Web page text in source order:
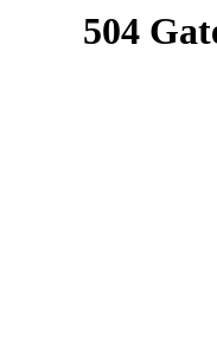
504